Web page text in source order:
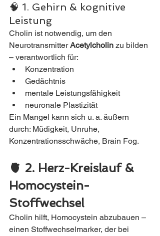
🧠 1. Gehirn & kognitive
Leistung
Cholin ist notwendig, um den
Neurotransmitter Acetylcholin zu bilden
– verantwortlich für:
Konzentration
Gedächtnis
mentale Leistungsfähigkeit
neuronale Plastizität
Ein Mangel kann sich u. a. äußern
durch: Müdigkeit, Unruhe,
Konzentrationsschwäche, Brain Fog.
🫀 2. Herz-Kreislauf &
Homocystein-
Stoffwechsel
Cholin hilft, Homocystein abzubauen –
einen Stoffwechselmarker, der bei